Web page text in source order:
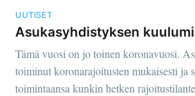
UUTISET
Asukasyhdistyksen
Tämä vuosi on jo toinen koronavuosi.
toiminut koronarajoitusten mukaisesti ja
toimintaansa kunkin hetken